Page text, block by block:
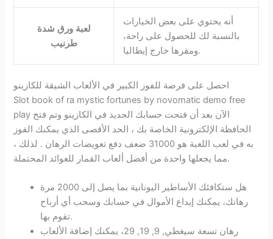
لعبة ورق شدة
طرنيب
أنه يحتوي على بعض الخيارات
بالنسبة لك للحصول على راحة،
ومقرها خارج إيطاليا.
احصل على فرصة للفوز الكبير في الألعاب الشيقة للكازينو
Slot book of ra mystic fortunes by novomatic demo free
play الآن بعد أن فتحت حسابك الجديد في الكازينو وتم فتح
الحافظة الإلكترونية الخاصة بك ، الحد الأقصى الذي يمكنك الفوز
به في لعب اللعبة هو 31000 ضعف دفع تعويضات الرهان . لذلك ،
مما يجعلها واحدة من أفضل ألعاب القمار للعوائد المحتملة.
هل ستكافئك الأساطير اليونانية بما يصل إلى 2000 مرة
رهانك، يمكنك إيداع الأموال في حسابك وسحب أي أرباح
تقوم بها.
رهان تسعة سيغطي, 9, 19, 29، يمكنك إضافة الألعاب